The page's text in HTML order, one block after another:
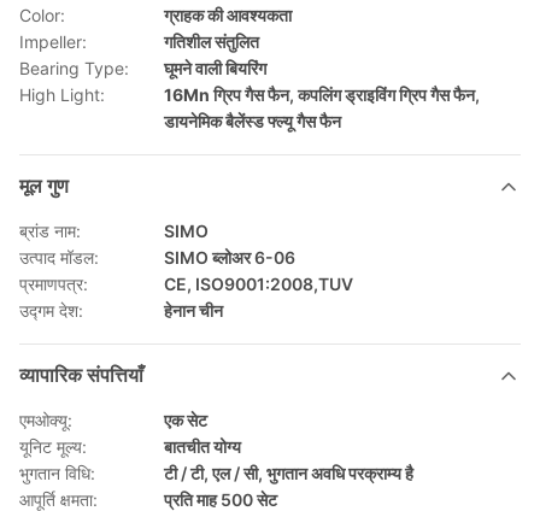
Color:
ग्राहक की आवश्यकता
Impeller:
गतिशील संतुलित
Bearing Type:
घूमने वाली बियरिंग
High Light:
16Mn ग्रिप गैस फैन,कपलिंग ड्राइविंग ग्रिप गैस फैन,
डायनेमिक बैलेंस्ड फ्ल्यू गैस फैन
मूल गुण
ब्रांड नाम:
SIMO
उत्पाद मॉडल:
SIMO ब्लोअर 6-06
प्रमाणपत्र:
CE, ISO9001:2008,TUV
उद्गम देश:
हेनान चीन
व्यापारिक संपत्तियाँ
एमओक्यू:
एक सेट
यूनिट मूल्य:
बातचीत योग्य
भुगतान विधि:
टी / टी, एल / सी, भुगतान अवधि परक्राम्य है
आपूर्ति क्षमता:
प्रति माह 500 सेट